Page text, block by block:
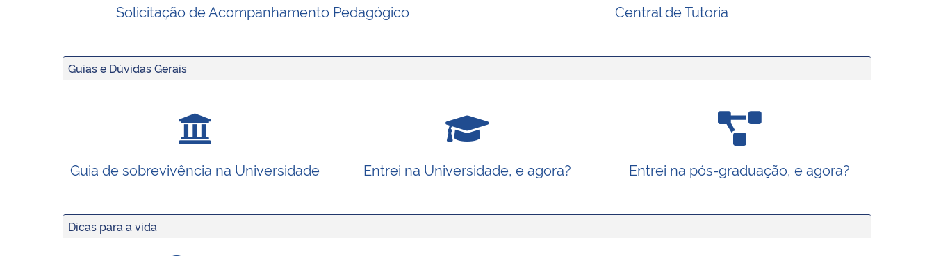
Solicitação de Acompanhamento Pedagógico Central de Tutoria
Guias e Dúvidas Gerais
Guia de sobrevivência na Universidade Entrei na Universidade, e agora? Entrei na pós-graduação, e agora?
Dicas para a vida